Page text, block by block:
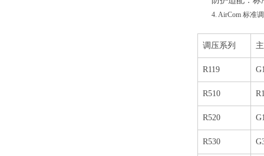
4. AirCom 标准
调压系列
R119
R510
R520
R530